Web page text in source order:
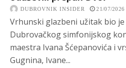
DUBROVNIK INSIDER 21/07/2026
Vrhunski glazbeni užitak bio
Dubrovačkog simfonijskog
maestra Ivana Šćepanovića i
Gugnina, Ivane...